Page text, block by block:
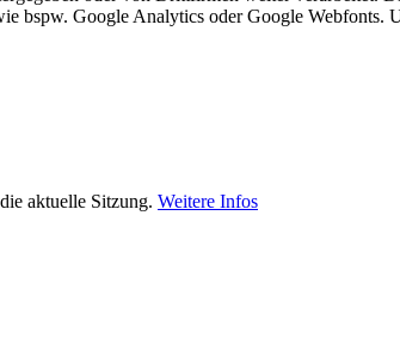
bspw. Google Analytics oder Google Webfonts.
aktuelle Sitzung. Weitere Infos